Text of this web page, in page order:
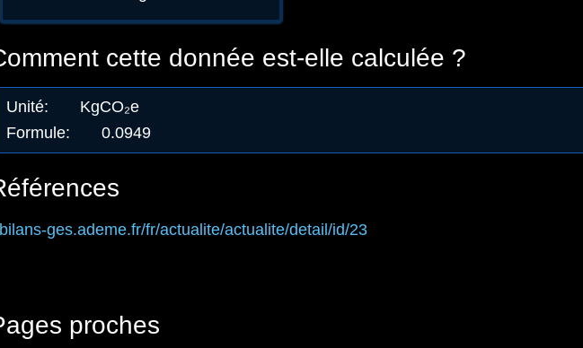
cette donnée est-elle calculée ?
Unité:
KgCO₂e
Formule: 0.0949
bilans-ges.ademe.fr/fr/actualite/actualite/detail/id/23
proches